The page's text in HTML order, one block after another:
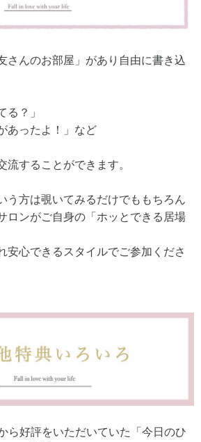
さんのお部屋」があり自由に書き込
る？」
あったよ！」など
流することができます。
う方は覗いてみるだけでももちろん
ロンがご自身の「ホッとできる居場
安心できるスタイルでご参加くださ
ら好評をいただいていた「今日のひ